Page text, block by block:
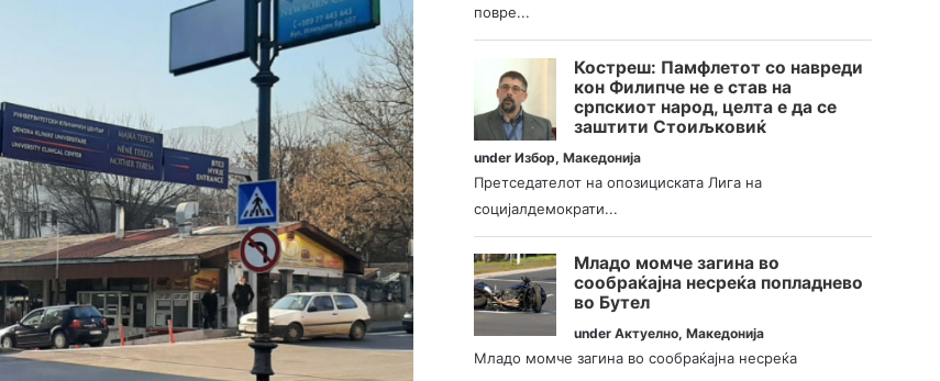
повре...
Костреш: Памфлетот со навреди
кон Филипче не е став на
српскиот народ, целта е да се
заштити Стоиљковиќ
underИзбор,Македонија
Претседателот на опозициската Лига на
социјалдемократи...
Младо момче загина во
сообраќајна несреќа попладнево
во Бутел
underАктуелно,Македонија
Младо момче загина во сообраќајна несреќа